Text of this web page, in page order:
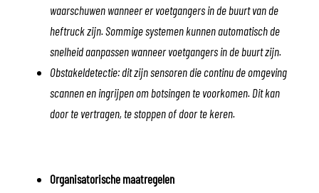
waarschuwen wanneer er voetgangers in de buurt van de
heftruck zijn. Sommige systemen kunnen automatisch de
snelheid aanpassen wanneer voetgangers in de buurt zijn.
Obstakeldetectie: dit zijn sensoren die continu de omgeving
scannen en ingrijpen om botsingen te voorkomen. Dit kan
door te vertragen, te stoppen of door te keren.
Organisatorische maatregelen